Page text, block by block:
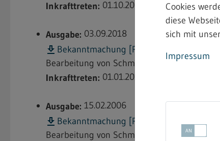
Inkrafttreten: 01.10.2022
Ausgabe: 03.09.2018
Bekanntmachung [PDF; nicht barrierefrei]
Bearbeitung von Schmuckwaren aus nicht
Inkrafttreten: 01.01.2019
Ausgabe: 15.02.2006
Bekanntmachung [PDF; nicht barrierefrei]
Bearbeitung von Schmuckwaren aus nicht
Cookies
diese
sich mit
Impressum